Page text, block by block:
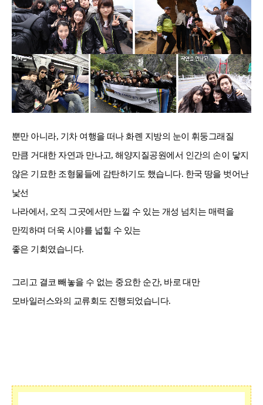
뿐만 아니라, 기차 여행을 떠나 화롄 지방의 눈이 휘둥그래질
만큼 거대한 자연과 만나고,해양지질공원에서 인간의 손이 닿지
않은 기묘한 조형물들에 감탄하기도 했습니다. 한국 땅을 벗어난
낯선
나라에서 , 오직 그곳에서만 느낄 수 있는 개성 넘치는 매력을
만끽하며 더욱 시야를 넓힐 수 있는
좋은 기회였습니다.
그리고 결코 빼놓을 수 없는 중요한 순간, 바로 대만
모바일러스와의 교류회도 진행되었습니다.